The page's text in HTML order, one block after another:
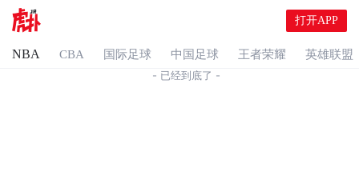
打开APP
NBA CBA 国际足球 中国足球 王者荣耀
英雄联盟
- 已经到底了 -